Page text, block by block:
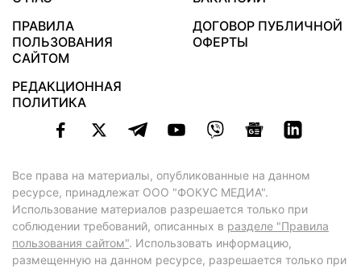
ПРАВИЛА
ПОЛЬЗОВАНИЯ
САЙТОМ
ДОГОВОР ПУБЛИЧНОЙ
ОФЕРТЫ
РЕДАКЦИОННАЯ
ПОЛИТИКА
Все права на материалы, опубликованные на данном
ресурсе, принадлежат ООО "ФОКУС МЕДИА".
Использование материалов разрешается только при
соблюдении требований, описанных в разделе "Правила
пользования сайтом". Использовать информацию,
размещенную на данном ресурсе, разрешается только при